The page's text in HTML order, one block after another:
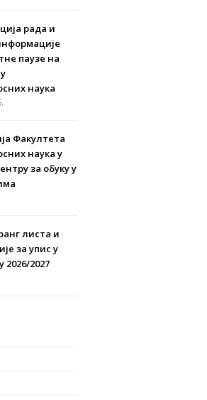
рада и
паузе на
наука
Факултета
наука у
за обуку у
листа и
за упис у
2026/2027